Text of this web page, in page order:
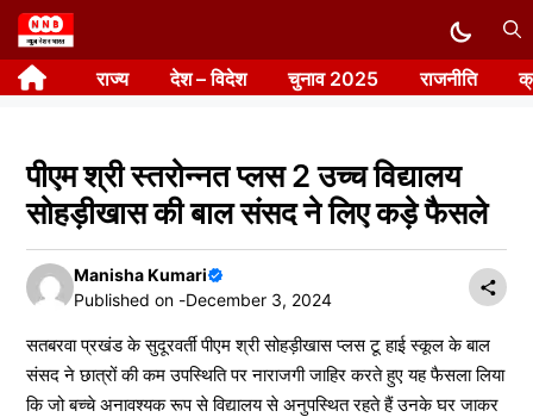
Skip
to
content राज्य देश – विदेश चुनाव 2025 राजनीति
पीएम श्री स्तरोन्नत प्लस 2 उच्च विद्यालय
सोहड़ीखास की बाल संसद ने लिए कड़े फैसले
Manisha Kumari
Published on -December 3, 2024
सतबरवा प्रखंड के सुदूरवर्ती पीएम श्री सोहड़ीखास प्लस टू हाई स्कूल के बाल
संसद ने छात्रों की कम उपस्थिति पर नाराजगी जाहिर करते हुए यह फैसला लिया
कि जो बच्चे अनावश्यक रूप से विद्यालय से अनुपस्थित रहते हैं उनके घर जाकर